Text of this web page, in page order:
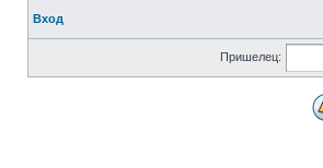
Вход
Пришелец: